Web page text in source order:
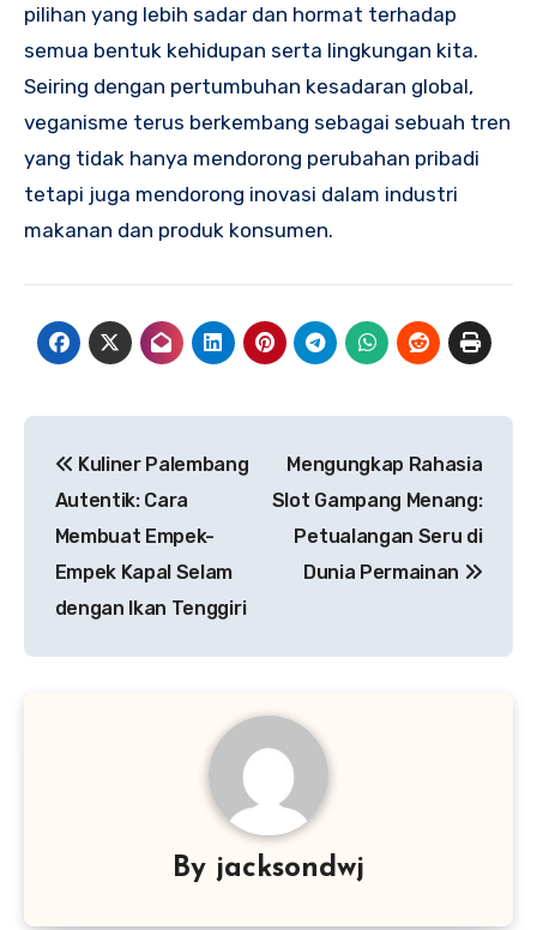
pilihan yang lebih sadar dan hormat terhadap
semua bentuk kehidupan serta lingkungan kita.
Seiring dengan pertumbuhan kesadaran global,
veganisme terus berkembang sebagai sebuah tren
yang tidak hanya mendorong perubahan pribadi
tetapi juga mendorong inovasi dalam industri
makanan dan produk konsumen.
pos
Kuliner Palembang
Autentik: Cara
Membuat Empek-
Empek Kapal Selam
dengan Ikan Tenggiri
Mengungkap Rahasia
Slot Gampang Menang:
Petualangan Seru di
Dunia Permainan
By jacksondwj